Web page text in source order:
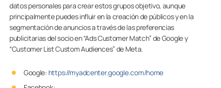
datos personales para crear estos grupos objetivo, aunque
principalmente puedes influir en la creación de públicos y en la
segmentación de anuncios a través de las preferencias
publicitarias del socio en “Ads Customer Match” de Google y
“Customer List Custom Audiences” de Meta.
Google: https://myadcenter.google.com/home